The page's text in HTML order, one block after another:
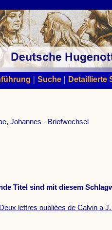
| Suche| Detaillierte
Johannes - Briefwechsel
Titel sind mit diesem
Deux lettres oubliées de Calvin a